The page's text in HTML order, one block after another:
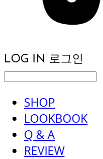
LOG IN 로그인
SHOP
LOOKBOOK
Q & A
REVIEW